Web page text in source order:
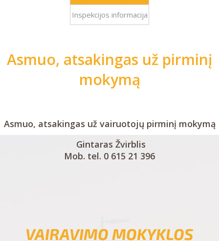
Inspekcijos informacija
Asmuo, atsakingas už pirminį
mokymą
Asmuo, atsakingas už vairuotojų pirminį mokymą
Gintaras Žvirblis
Mob. tel. 0 615 21 396
VAIRAVIMO MOKYKLOS